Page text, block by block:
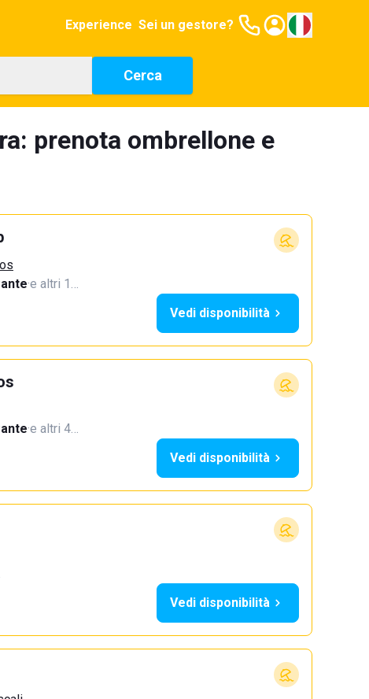
Experience Sei un gestore?
Cerca
prenota ombrellone e
·e altri 1…
Vedi disponibilità
·e altri 4…
Vedi disponibilità
Vedi disponibilità